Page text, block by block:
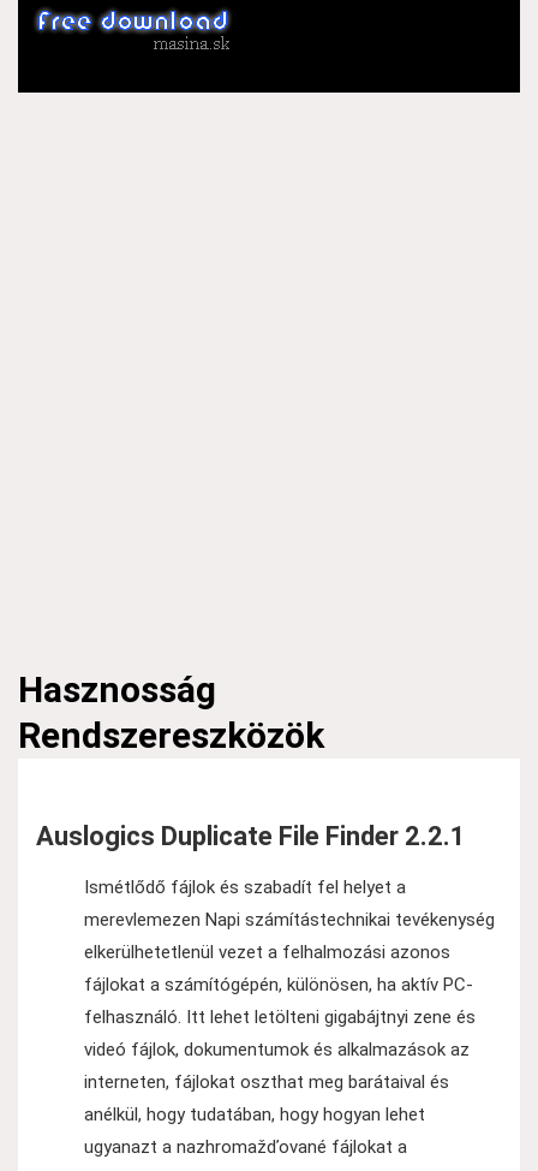
Hasznosság
Rendszereszközök
Auslogics Duplicate File Finder 2.2.1
Ismétlődő fájlok és szabadít fel helyet a
merevlemezen Napi számítástechnikai tevékenység
elkerülhetetlenül vezet a felhalmozási azonos
fájlokat a számítógépén, különösen, ha aktív PC-
felhasználó. Itt lehet letölteni gigabájtnyi zene és
videó fájlok, dokumentumok és alkalmazások az
interneten, fájlokat oszthat meg barátaival és
anélkül, hogy tudatában, hogy hogyan lehet
ugyanazt a nazhromažďované fájlokat a